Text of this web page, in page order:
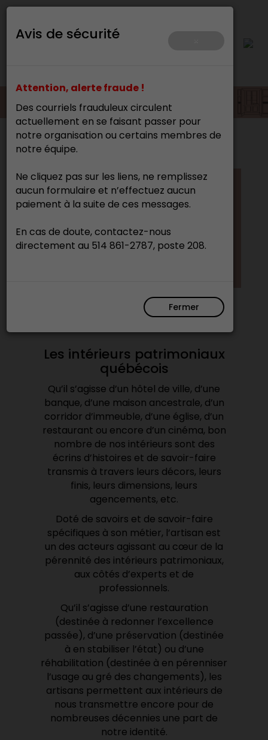
Avis de sécurité
Attention, alerte fraude !
Des courriels frauduleux circulent
actuellement en se faisant passer pour
notre organisation ou certains membres de
notre équipe.
Ne cliquez pas sur les liens, ne remplissez
aucun formulaire et n’effectuez aucun
paiement à la suite de ces messages.
En cas de doute, contactez-nous
directement au 514 861-2787, poste 208.
Fermer
Accueil>>Mise en contexte
MISE EN CONTEXTE
Les intérieurs patrimoniaux
québécois
Qu’il s’agisse d’un hôtel de ville, d’une
banque, d’une maison ancestrale, d’un
corridor d’immeuble, d’une église, d’un
restaurant ou encore d’un cinéma, bon
nombre de nos intérieurs sont des
écrins d’histoires et de savoir-faire
transmis à travers leurs décors, leurs
finis, leurs dimensions, leurs
agencements, etc.
Doté de savoirs et de savoir-faire
spécifiques à son métier, l’artisan est
un des acteurs agissant au cœur de la
pérennité des intérieurs patrimoniaux,
aux côtés d’experts et de
professionnels.
Qu’il s’agisse d’une restauration
(destinée à redonner l’excellence
passée), d’une préservation (destinée
à en stabiliser l’état) ou d’une
réhabilitation (destinée à en pérenniser
l’usage au gré des changements), les
artisans permettent aux intérieurs de
nous transmettre encore pour de
nombreuses décennies une part de
notre identité.